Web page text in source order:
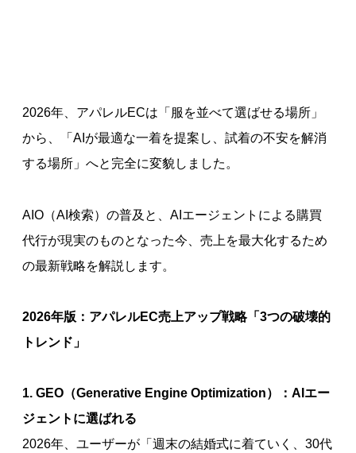
2026年、アパレルECは「服を並べて選ばせる場所」
から、「AIが最適な一着を提案し、試着の不安を解消
する場所」へと完全に変貌しました。
AIO（AI検索）の普及と、AIエージェントによる購買
代行が現実のものとなった今、売上を最大化するため
の最新戦略を解説します。
2026年版：アパレルEC売上アップ戦略「3つの破壊的
トレンド」
1. GEO（Generative Engine Optimization）：AIエー
ジェントに選ばれる
2026年、ユーザーが「週末の結婚式に着ていく、30代